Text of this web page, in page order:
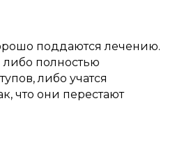
поддаются лечению.
полностью
либо учатся
что они перестают